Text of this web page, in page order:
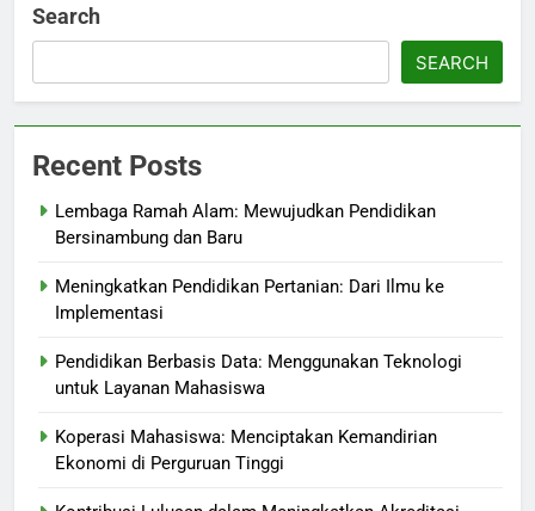
Search
SEARCH
Recent Posts
Lembaga Ramah Alam: Mewujudkan Pendidikan
Bersinambung dan Baru
Meningkatkan Pendidikan Pertanian: Dari Ilmu ke
Implementasi
Pendidikan Berbasis Data: Menggunakan Teknologi
untuk Layanan Mahasiswa
Koperasi Mahasiswa: Menciptakan Kemandirian
Ekonomi di Perguruan Tinggi